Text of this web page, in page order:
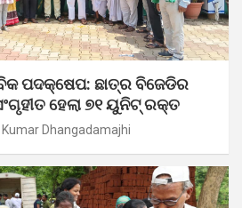
ପଦକ୍ଷେପ: ଛାତ୍ର ବିଜେଡିର
ହେଲା ୭୧ ୟୁନିଟ୍ ରକ୍ତ
Dhangadamajhi